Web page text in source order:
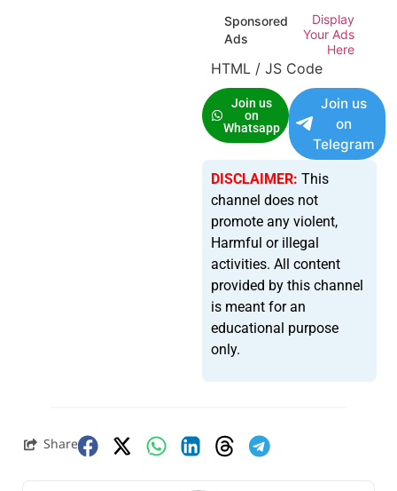
Sponsored
Ads
Display
Your Ads
Here
HTML / JS Code
Join us
on
Whatsapp
Join us
on
Telegram
DISCLAIMER: This
channel does not
promote any violent,
Harmful or illegal
activities. All content
provided by this channel
is meant for an
educational purpose
only.
Share